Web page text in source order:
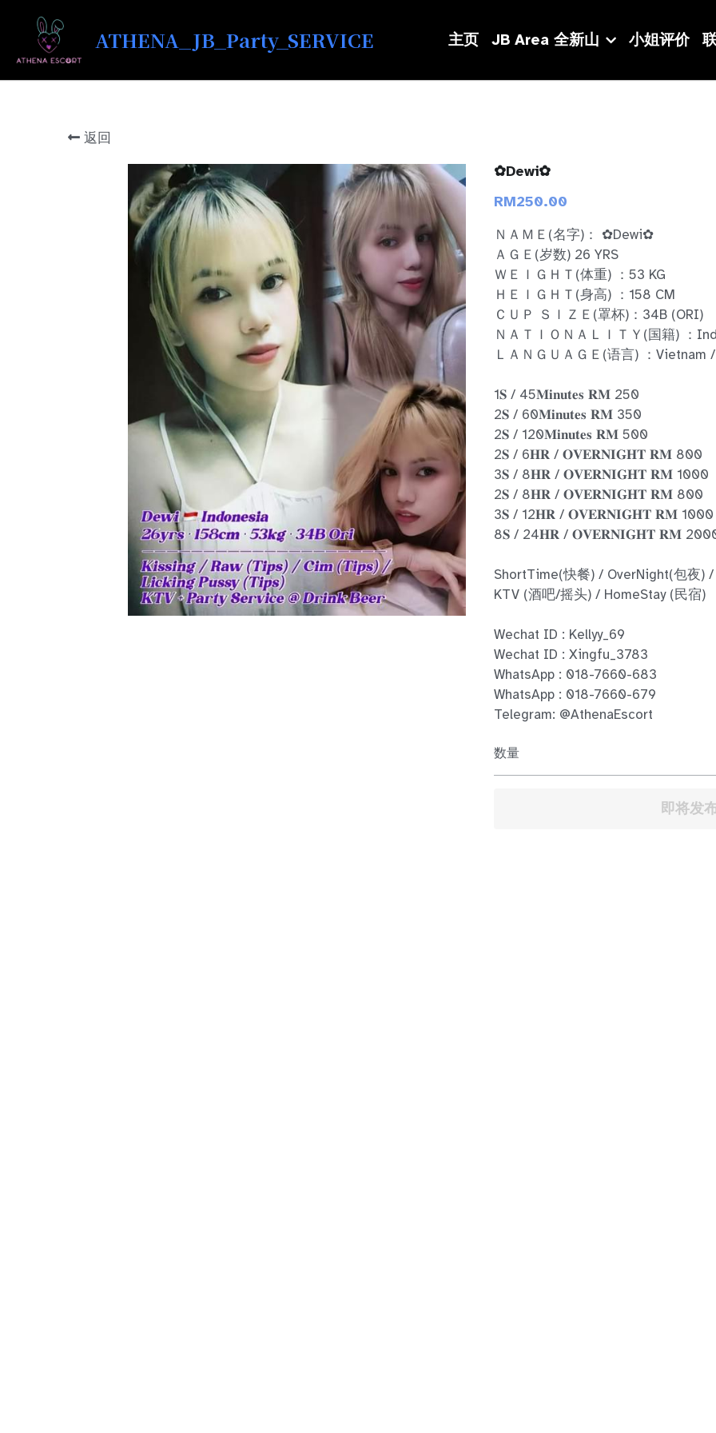
ATHENA_JB_Party_SERVICE 主页 JB Area 全新山 小姐评价
返回
✿Dewi✿
RM250.00
ＮＡＭＥ(名字)： ✿Dewi✿
ＡＧＥ(岁数) 26 YRS
ＷＥＩＧＨＴ(体重) ：53 KG
ＨＥＩＧＨＴ(身高) ：158 CM
ＣＵＰ ＳＩＺＥ(罩杯)：34B (ORI)
ＮＡＴＩＯＮＡＬＩＴＹ(国籍) ：
ＬＡＮＧＵＡＧＥ(语言) ：Vietnam
1𝐒 / 45𝐌𝐢𝐧𝐮𝐭𝐞𝐬 𝐑𝐌 250
2𝐒 / 60𝐌𝐢𝐧𝐮𝐭𝐞𝐬 𝐑𝐌 350
2𝐒 / 120𝐌𝐢𝐧𝐮𝐭𝐞𝐬 𝐑𝐌 500
2𝐒 / 6𝐇𝐑 / 𝐎𝐕𝐄𝐑𝐍𝐈𝐆𝐇𝐓 𝐑𝐌 800
3𝐒 / 8𝐇𝐑 / 𝐎𝐕𝐄𝐑𝐍𝐈𝐆𝐇𝐓 𝐑𝐌 1000
2𝐒 / 8𝐇𝐑 / 𝐎𝐕𝐄𝐑𝐍𝐈𝐆𝐇𝐓 𝐑𝐌 800
3𝐒 / 12𝐇𝐑 / 𝐎𝐕𝐄𝐑𝐍𝐈𝐆𝐇𝐓 𝐑𝐌 1000
8𝐒 / 24𝐇𝐑 / 𝐎𝐕𝐄𝐑𝐍𝐈𝐆𝐇𝐓 𝐑𝐌
ShortTime(快餐) / OverNight(包夜)
KTV (酒吧/摇头) / HomeStay (民宿)
Wechat ID : Kellyy_69
Wechat ID : Xingfu_3783
WhatsApp : 018-7660-683
WhatsApp : 018-7660-679
Telegram: @AthenaEscort
数量
即将发